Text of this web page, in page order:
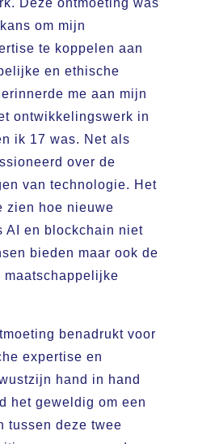
Deze ontmoeting was
om mijn
te koppelen aan
en ethische
me aan mijn
ontwikkelingswerk in
ik 17 was. Net als
over de
van technologie. Het
zien hoe nieuwe
AI en blockchain niet
bieden maar ook de
maatschappelijke
benadrukt voor
expertise en
hand in hand
het geweldig om een
tussen deze twee